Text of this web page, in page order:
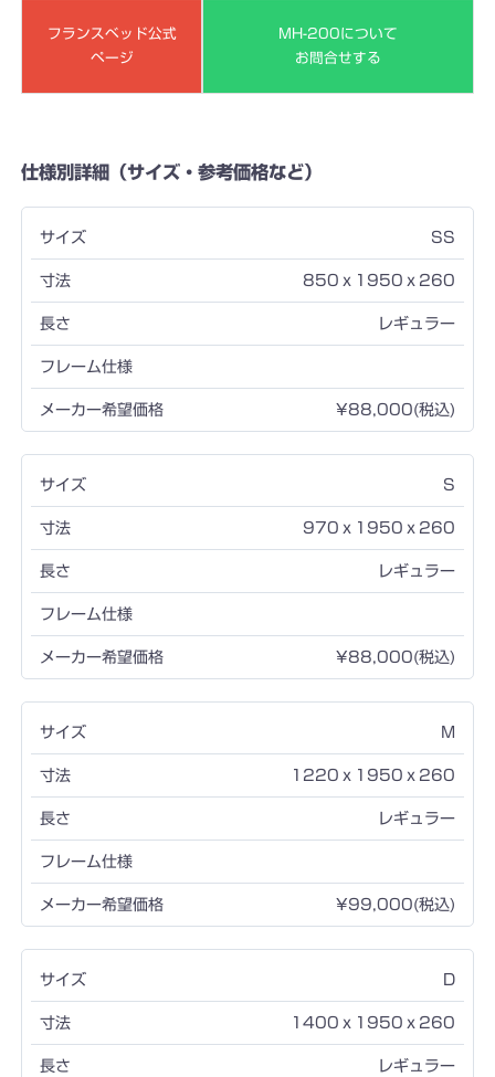
フランスベッド公式
ページ
MH-200について
お問合せする
仕様別詳細（サイズ・参考価格など）
SS
850ｘ1950ｘ260
レギュラー
¥88,000(税込)
S
970ｘ1950ｘ260
レギュラー
¥88,000(税込)
M
1220ｘ1950ｘ260
レギュラー
¥99,000(税込)
D
1400ｘ1950ｘ260
レギュラー